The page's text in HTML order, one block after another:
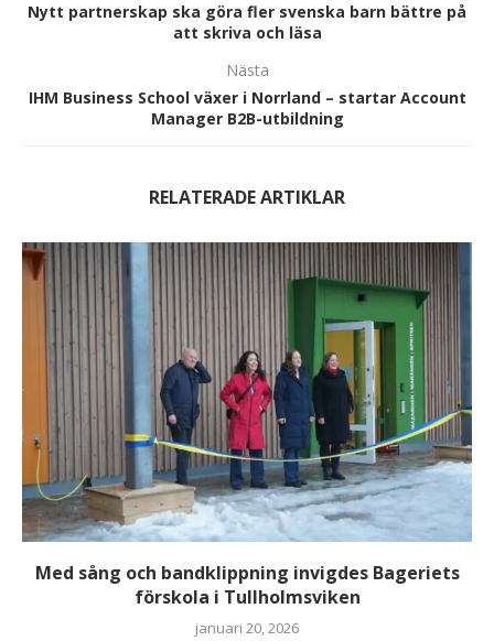
Nytt partnerskap ska göra fler svenska barn bättre på
att skriva och läsa
Nästa
IHM Business School växer i Norrland – startar Account
Manager B2B-utbildning
RELATERADE ARTIKLAR
Med sång och bandklippning invigdes Bageriets
förskola i Tullholmsviken
januari 20, 2026